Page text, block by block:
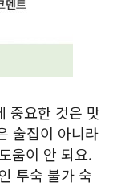
중요한 것은 맛
술집이 아니라
움이 안 되요.
투숙 불가 숙